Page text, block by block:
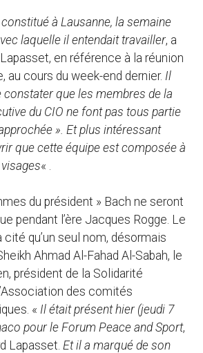
à Lausanne, la semaine
laquelle il entendait travailler, a
en référence à la réunion
au cours du week-end dernier. Il
constater que les membres de la
du CIO ne font pas tous partie
». Et plus intéressant
que cette équipe est composée à
« .
du président » Bach ne seront
pendant l’ère Jacques Rogge. Le
cité qu’un seul nom, désormais
Ahmad Al-Fahad Al-Sabah, le
président de la Solidarité
des comités
« Il était présent hier (jeudi 7
pour le Forum Peace and Sport,
Lapasset. Et il a marqué de son